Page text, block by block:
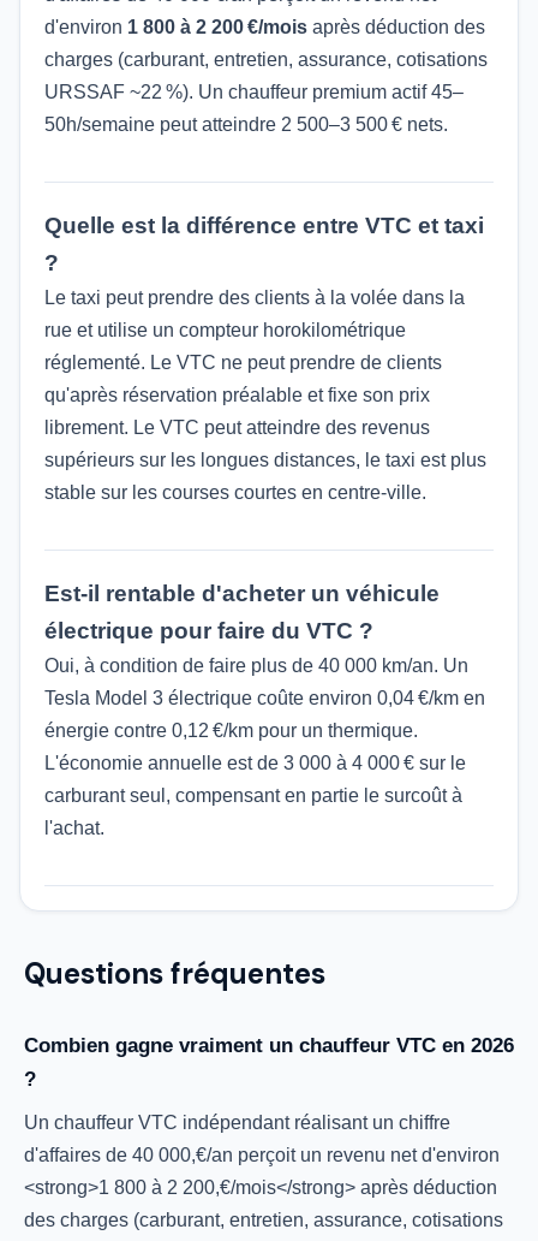
d'environ 1 800 à 2 200 €/mois après déduction des
charges (carburant, entretien, assurance, cotisations
URSSAF ~22 %). Un chauffeur premium actif 45–
50h/semaine peut atteindre 2 500–3 500 € nets.
Quelle est la différence entre VTC et taxi
?
Le taxi peut prendre des clients à la volée dans la
rue et utilise un compteur horokilométrique
réglementé. Le VTC ne peut prendre de clients
qu'après réservation préalable et fixe son prix
librement. Le VTC peut atteindre des revenus
supérieurs sur les longues distances, le taxi est plus
stable sur les courses courtes en centre-ville.
Est-il rentable d'acheter un véhicule
électrique pour faire du VTC ?
Oui, à condition de faire plus de 40 000 km/an. Un
Tesla Model 3 électrique coûte environ 0,04 €/km en
énergie contre 0,12 €/km pour un thermique.
L'économie annuelle est de 3 000 à 4 000 € sur le
carburant seul, compensant en partie le surcoût à
l'achat.
Questions fréquentes
Combien gagne vraiment un chauffeur VTC en 2026
?
Un chauffeur VTC indépendant réalisant un chiffre
d'affaires de 40 000,€/an perçoit un revenu net d'environ
<strong>1 800 à 2 200,€/mois</strong> après déduction
des charges (carburant, entretien, assurance, cotisations